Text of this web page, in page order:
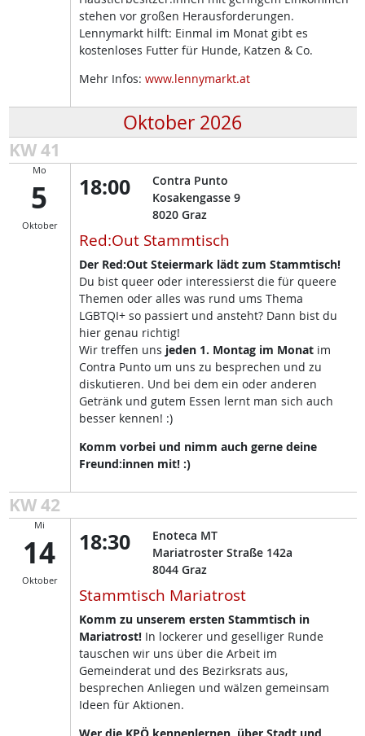
stehen vor großen Herausforderungen.
Lennymarkt hilft: Einmal im Monat gibt es
kostenloses Futter für Hunde, Katzen & Co.
Mehr Infos: www.lennymarkt.at
Oktober 2026
KW 41
Mo
5
Oktober
18:00
Contra Punto
Kosakengasse 9
8020 Graz
Red:Out Stammtisch
Der Red:Out Steiermark lädt zum Stammtisch!
Du bist queer oder interessierst die für queere
Themen oder alles was rund ums Thema
LGBTQI+ so passiert und ansteht? Dann bist du
hier genau richtig!
Wir treffen uns jeden 1. Montag im Monatim
Contra Punto um uns zu besprechen und zu
diskutieren. Und bei dem ein oder anderen
Getränk und gutem Essen lernt man sich auch
besser kennen! :)
Komm vorbei und nimm auch gerne deine
Freund:innen mit! :)
KW 42
Mi
14
Oktober
18:30
Enoteca MT
Mariatroster Straße 142a
8044 Graz
Stammtisch Mariatrost
Komm zu unserem ersten Stammtisch in
Mariatrost! In lockerer und geselliger Runde
tauschen wir uns über die Arbeit im
Gemeinderat und des Bezirksrats aus,
besprechen Anliegen und wälzen gemeinsam
Ideen für Aktionen.